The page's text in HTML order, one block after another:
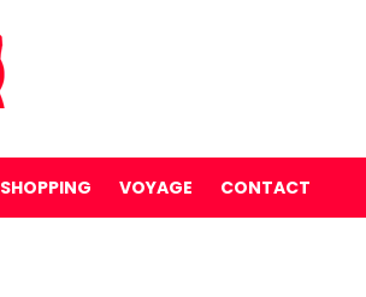
SHOPPING VOYAGE CONTACT